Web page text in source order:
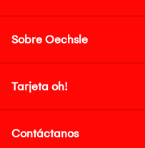
Sobre Oechsle
Tarjeta oh!
Contáctanos